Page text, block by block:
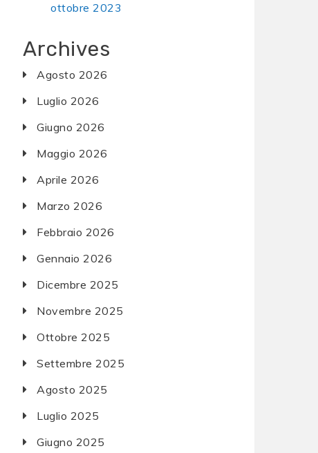
ottobre 2023
Archives
Agosto 2026
Luglio 2026
Giugno 2026
Maggio 2026
Aprile 2026
Marzo 2026
Febbraio 2026
Gennaio 2026
Dicembre 2025
Novembre 2025
Ottobre 2025
Settembre 2025
Agosto 2025
Luglio 2025
Giugno 2025